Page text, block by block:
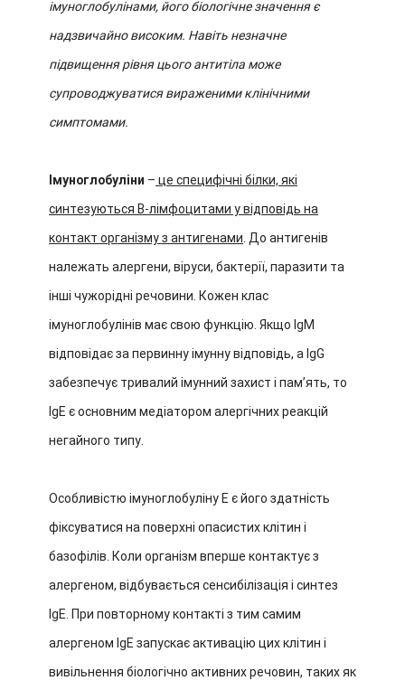
імуноглобулінами, його біологічне значення є
надзвичайно високим. Навіть незначне
підвищення рівня цього антитіла може
супроводжуватися вираженими клінічними
симптомами.
Імуноглобуліни – це специфічні білки, які
синтезуються В-лімфоцитами у відповідь на
контакт організму з антигенами . До антигенів
належать алергени, віруси, бактерії, паразити та
інші чужорідні речовини. Кожен клас
імуноглобулінів має свою функцію. Якщо IgM
відповідає за первинну імунну відповідь, а IgG
забезпечує тривалий імунний захист і пам’ять, то
IgE є основним медіатором алергічних реакцій
негайного типу.
Особливістю імуноглобуліну E є його здатність
фіксуватися на поверхні опасистих клітин і
базофілів. Коли організм вперше контактує з
алергеном, відбувається сенсибілізація і синтез
IgE. При повторному контакті з тим самим
алергеном IgE запускає активацію цих клітин і
вивільнення біологічно активних речовин, таких як